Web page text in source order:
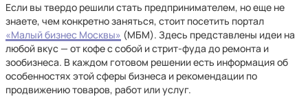
Если вы твердо решили стать предпринимателем, но еще не
знаете, чем конкретно заняться, стоит посетить портал
«Малый бизнес Москвы» (МБМ). Здесь представлены идеи на
любой вкус — от кофе с собой и стрит-фуда до ремонта и
зообизнеса. В каждом готовом решении есть информация об
особенностях этой сферы бизнеса и рекомендации по
продвижению товаров, работ или услуг.